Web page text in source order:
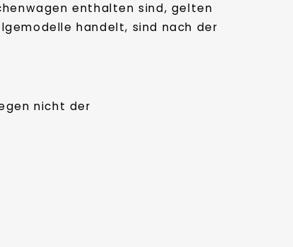
enthalten sind, gelten
handelt, sind nach der
nicht der